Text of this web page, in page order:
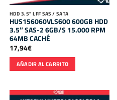
HDD 3.5" LFF SAS / SATA
HUS156060VLS600 600GB HDD
3.5″ SAS-2 6GB/S 15.000 RPM
64MB CACHÉ
17,94€
AÑADIR AL CARRITO